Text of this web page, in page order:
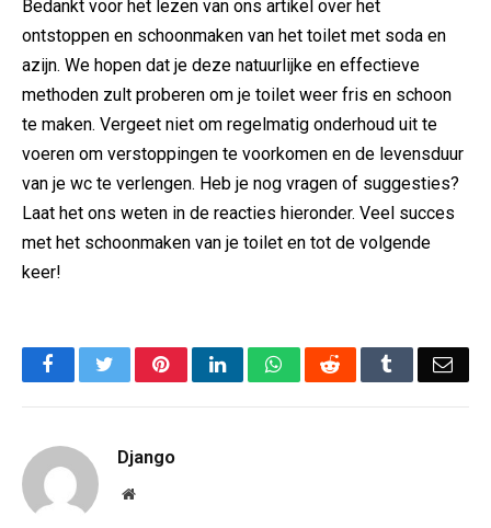
Bedankt voor het lezen van ons artikel over het
ontstoppen en schoonmaken van het toilet met soda en
azijn. We hopen dat je deze natuurlijke en effectieve
methoden zult proberen om je toilet weer fris en schoon
te maken. Vergeet niet om regelmatig onderhoud uit te
voeren om verstoppingen te voorkomen en de levensduur
van je wc te verlengen. Heb je nog vragen of suggesties?
Laat het ons weten in de reacties hieronder. Veel succes
met het schoonmaken van je toilet en tot de volgende
keer!
FacebookTwitterPinterestLinkedInWhatsAppReddit Tumblr
Django
Website